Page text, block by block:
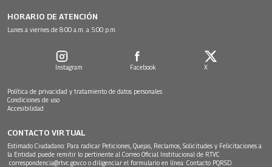
HORARIO DE ATENCIÓN
Lunes a viernes de 8:00 a.m. a 5:00 p.m.
Instagram Facebook X
Política de privacidad y tratamiento de datos personales
Condiciones de uso
Accesibilidad
CONTACTO VIRTUAL
Estimado Ciudadano: Para radicar Peticiones, Quejas, Reclamos, Solicitudes y Felicitaciones a
la Entidad puede remitir lo pertinente al Correo Oficial Institucional de RTVC
correspondencia@rtvc.gov.co o diligenciar el formulario en línea: Contacto PQRSD.